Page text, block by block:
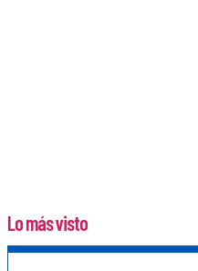
Lo más visto